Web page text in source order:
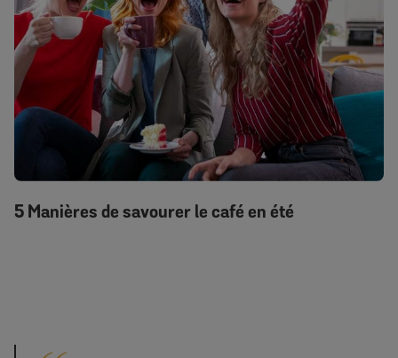
5 Manières de savourer le café en été